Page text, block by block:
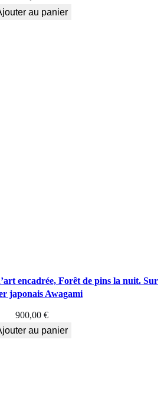
au panier
encadrée, Forêt de pins la nuit. Sur
japonais Awagami
900,00 €
au panier